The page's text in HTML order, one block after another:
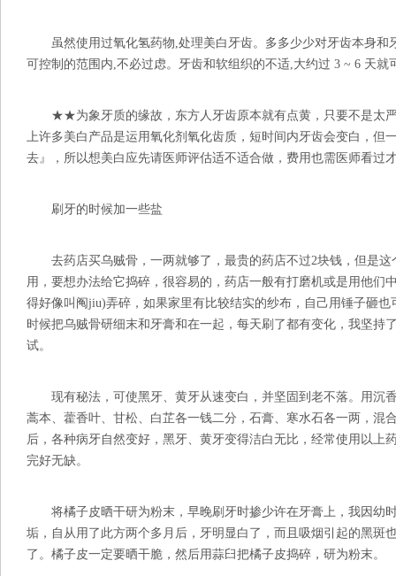
虽然使用过氧化氢药物,处理美白牙齿。多多少少对牙齿本身和
可控制的范围内,不必过虑。牙齿和软组织的不适,大约过 3 ~ 6 天就
★★为象牙质的缘故，东方人牙齿原本就有点黄，只要不是太严
上许多美白产品是运用氧化剂氧化齿质，短时间内牙齿会变白，但
去』，所以想美白应先请医师评估适不适合做，费用也需医师看过
刷牙的时候加一些盐
去药店买乌贼骨，一两就够了，最贵的药店不过2块钱，但是这
用，要想办法给它捣碎，很容易的，药店一般有打磨机或是用他们
得好像叫阄jiu)弄碎，如果家里有比较结实的纱布，自己用锤子砸
时候把乌贼骨研细末和牙膏和在一起，每天刷了都有变化，我坚持
试。
现有秘法，可使黑牙、黄牙从速变白，并坚固到老不落。用沉
蒿本、藿香叶、甘松、白芷各一钱二分，石膏、寒水石各一两，混
后，各种病牙自然变好，黑牙、黄牙变得洁白无比，经常使用以上
完好无缺。
将橘子皮晒干研为粉末，早晚刷牙时掺少许在牙膏上，我因幼
垢，自从用了此方两个多月后，牙明显白了，而且吸烟引起的黑斑
了。橘子皮一定要晒干脆，然后用蒜臼把橘子皮捣碎，研为粉末。